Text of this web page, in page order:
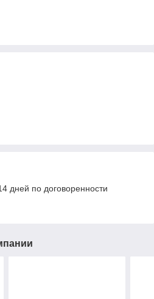
дней по договоренности